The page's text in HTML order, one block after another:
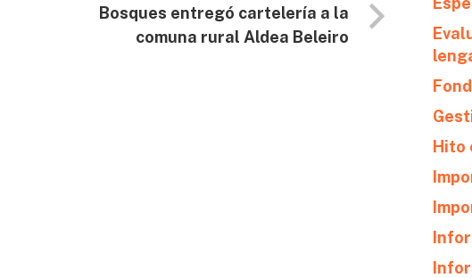
Bosques entregó cartelería a la
comuna rural Aldea Beleiro
Hito